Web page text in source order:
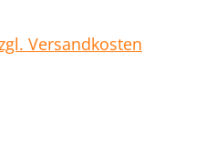
Versandkosten